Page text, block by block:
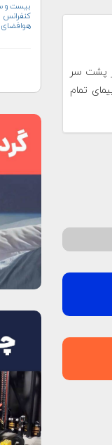
پشت سر
هواپیمای تمام
بیست و
کنفرانس
هوافضای